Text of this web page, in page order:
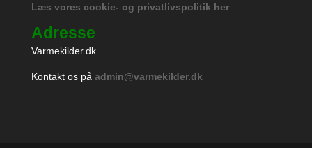
Læs vores cookie- og privatlivspolitik her
Adresse
Varmekilder.dk
Kontakt os på admin@varmekilder.dk